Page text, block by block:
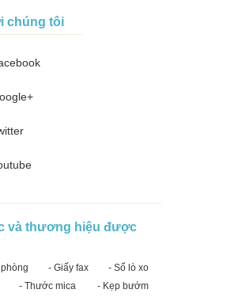
chúng tôi
và thương hiệu được
- Giấy fax
- Sổ lò xo
- Thước mica
- Kẹp bướm